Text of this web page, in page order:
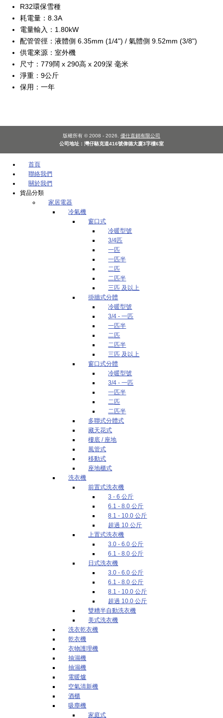
R32環保雪種
耗電量：8.3A
電量輸入：1.80kW
配管管徑：液體側 6.35mm (1/4") / 氣體側 9.52mm (3/8")
供電來源：室外機
尺寸：779闊 x 290高 x 209深 毫米
淨重：9公斤
保用：一年
版權所有 © 2008 - 2026. 優仕直銷有限公司
公司地址：灣仔駱克道416號偉德大廈3字樓6室
首頁
聯絡我們
關於我們
貨品分類
家居電器
冷氣機
窗口式
冷暖型號
3/4匹
一匹
一匹半
二匹
二匹半
三匹 及以上
掛牆式分體
冷暖型號
3/4 - 一匹
一匹半
二匹
二匹半
三匹 及以上
窗口式分體
冷暖型號
3/4 - 一匹
一匹半
二匹
二匹半
多聯式分體式
藏天花式
樓底 / 座地
風管式
移動式
座地櫃式
洗衣機
前置式洗衣機
3 - 6 公斤
6.1 - 8.0 公斤
8.1 - 10.0 公斤
超過 10 公斤
上置式洗衣機
3.0 - 6.0 公斤
6.1 - 8.0 公斤
日式洗衣機
3.0 - 6.0 公斤
6.1 - 8.0 公斤
8.1 - 10.0 公斤
超過 10.0 公斤
雙糟半自動洗衣機
美式洗衣機
洗衣乾衣機
乾衣機
衣物護理機
抽濕機
抽濕機
電暖爐
空氣清新機
酒櫃
吸塵機
家庭式